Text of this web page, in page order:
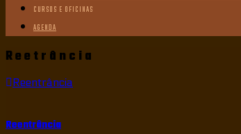
CURSOS E OFICINAS
AGENDA
Reetrância
Reentrância
Reentrância